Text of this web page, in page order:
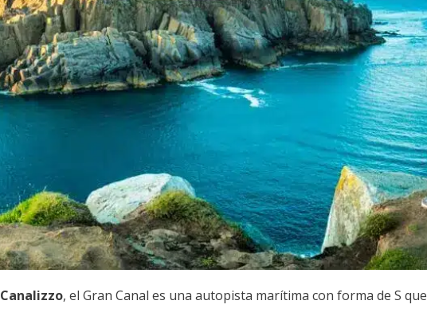
Canalizzo, el Gran Canal es una autopista marítima con forma de S que